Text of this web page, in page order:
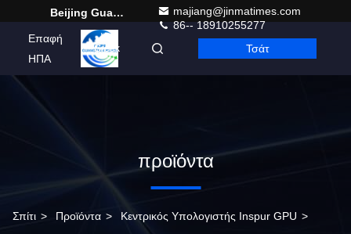
Beijing Guangtian Runze Technology Co., Ltd.
majiang@jinmatimes.com
86-- 18910255277
Επαφή
ΗΠΑ
Greek Τσάτ
προϊόντα
Σπίτι > Προϊόντα > Κεντρικός Υπολογιστής Inspur GPU >